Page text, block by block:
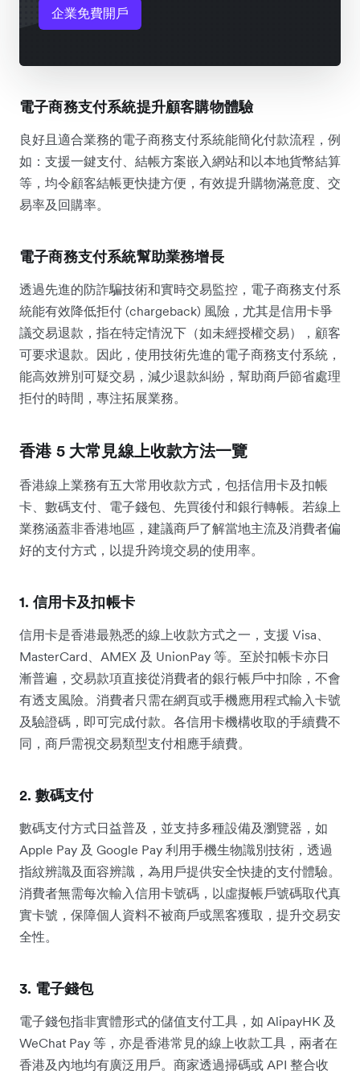
企業免費開戶
電子商務支付系統提升顧客購物體驗
良好且適合業務的電子商務支付系統能簡化付款流程，例
如：支援一鍵支付、結帳方案嵌入網站和以本地貨幣結算
等，均令顧客結帳更快捷方便，有效提升購物滿意度、交
易率及回購率。
電子商務支付系統幫助業務增長
透過先進的防詐騙技術和實時交易監控，電子商務支付系
統能有效降低拒付 (chargeback) 風險，尤其是信用卡爭
議交易退款，指在特定情況下（如未經授權交易），顧客
可要求退款。因此，使用技術先進的電子商務支付系統，
能高效辨別可疑交易，減少退款糾紛，幫助商戶節省處理
拒付的時間，專注拓展業務。
香港 5 大常見線上收款方法一覽
香港線上業務有五大常用收款方式，包括信用卡及扣帳
卡、數碼支付、電子錢包、先買後付和銀行轉帳。若線上
業務涵蓋非香港地區，建議商戶了解當地主流及消費者偏
好的支付方式，以提升跨境交易的使用率。
1. 信用卡及扣帳卡
信用卡是香港最熟悉的線上收款方式之一，支援 Visa、
MasterCard、AMEX 及 UnionPay 等。至於扣帳卡亦日
漸普遍，交易款項直接從消費者的銀行帳戶中扣除，不會
有透支風險。消費者只需在網頁或手機應用程式輸入卡號
及驗證碼，即可完成付款。各信用卡機構收取的手續費不
同，商戶需視交易類型支付相應手續費。
2. 數碼支付
數碼支付方式日益普及，並支持多種設備及瀏覽器，如
Apple Pay 及 Google Pay 利用手機生物識別技術，透過
指紋辨識及面容辨識，為用戶提供安全快捷的支付體驗。
消費者無需每次輸入信用卡號碼，以虛擬帳戶號碼取代真
實卡號，保障個人資料不被商戶或黑客獲取，提升交易安
全性。
3. 電子錢包
電子錢包指非實體形式的儲值支付工具，如 AlipayHK 及
WeChat Pay 等，亦是香港常見的線上收款工具，兩者在
香港及內地均有廣泛用戶。商家透過掃碼或 API 整合收